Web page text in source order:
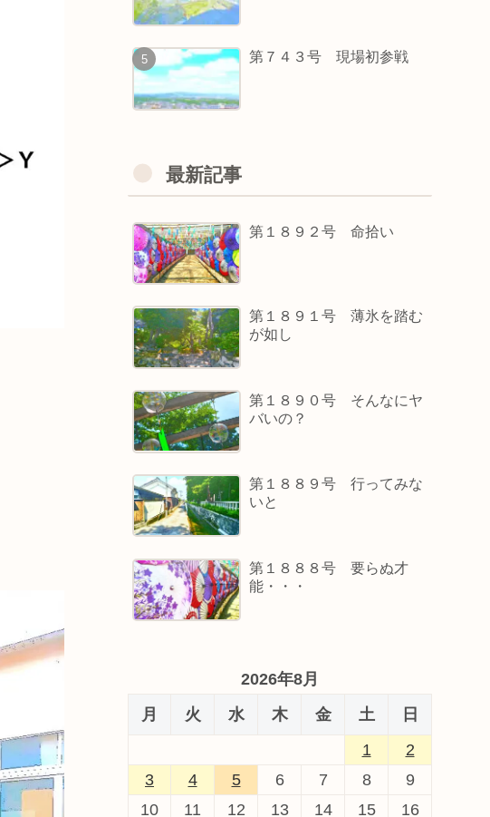
第７４３号 現場初参戦
最新記事
第１８９２号 命拾い
第１８９１号 薄氷を踏む
が如し
第１８９０号 そんなにヤ
バいの？
第１８８９号 行ってみな
いと
第１８８８号 要らぬ才
能・・・
2026年8月
月
火 水 木 金 土
日
1
2
3
4 5 6 7 8
9
10
11 12 13 14 15 16